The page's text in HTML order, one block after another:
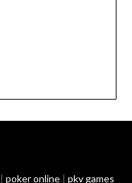
|poker online |pkv games